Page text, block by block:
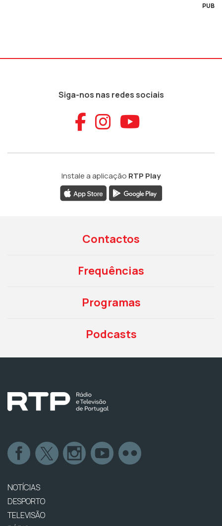
PUB
Siga-nos nas redes sociais
Aceder ao
Aceder ao
Aceder
Instale a aplicação RTP Play
Contactos
Frequências
Programas
Podcasts
NOTÍCIAS
DESPORTO
TELEVISÃO